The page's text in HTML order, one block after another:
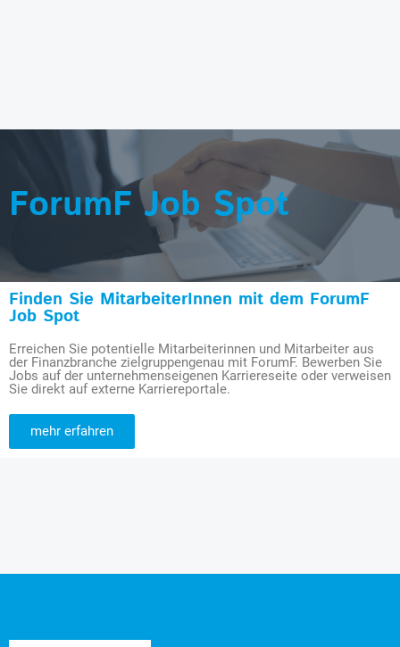
ForumF Job Spot
Finden Sie MitarbeiterInnen mit dem ForumF
Job Spot
Erreichen Sie potentielle Mitarbeiterinnen und Mitarbeiter aus
der Finanzbranche zielgruppengenau mit ForumF. Bewerben Sie
Jobs auf der unternehmenseigenen Karriereseite oder verweisen
Sie direkt auf externe Karriereportale.
mehr erfahren